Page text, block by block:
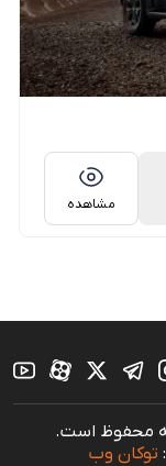
مشاهده
توکان وب